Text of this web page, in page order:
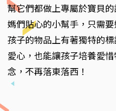
幫它們都做上專屬於寶貝
媽們貼心的小幫手，只需
孩子的物品上有著獨特的
愛心，也能讓孩子培養愛
念，不再落東落西！